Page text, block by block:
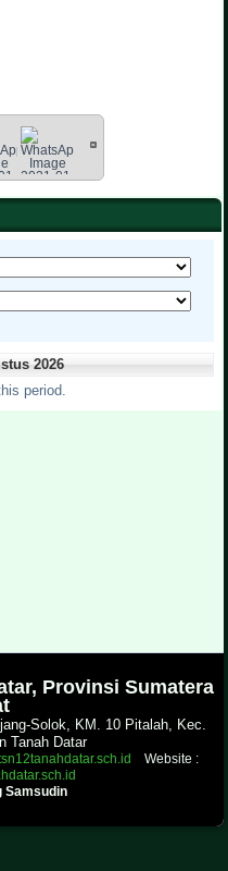
2026
period.
Provinsi Sumatera
Solok, KM. 10 Pitalah, Kec.
Tanah Datar
Website :
Samsudin